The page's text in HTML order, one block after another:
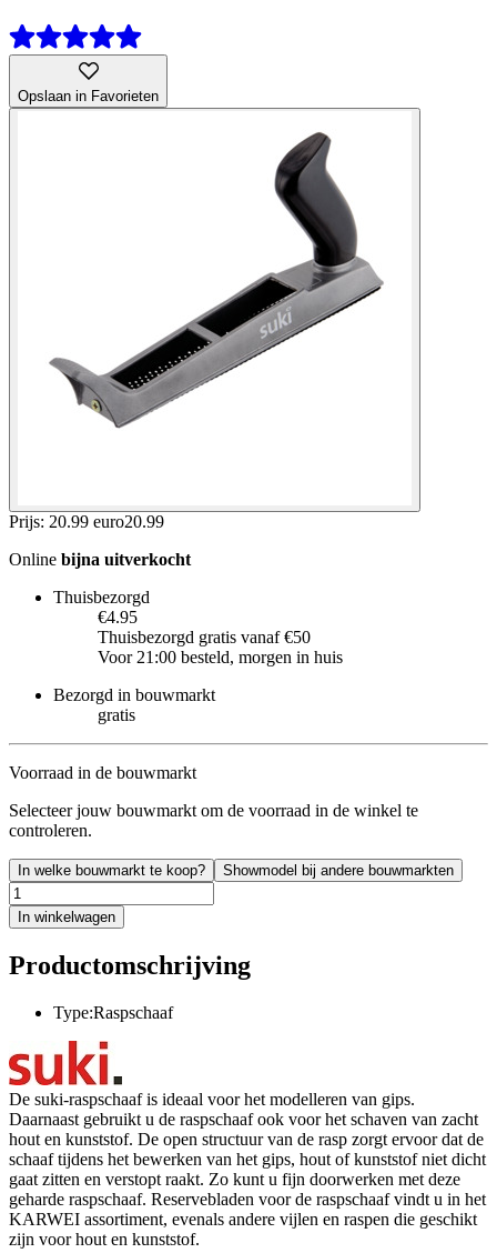
Opslaan in Favorieten
Prijs: 20.99 euro20.99
Online bijna uitverkocht
Thuisbezorgd
€4.95
Thuisbezorgd gratis vanaf €50
Voor 21:00 besteld, morgen in huis
Bezorgd in bouwmarkt
gratis
Voorraad in de bouwmarkt
Selecteer jouw bouwmarkt om de voorraad in de winkel te
controleren.
In welke bouwmarkt te koop? Showmodel bij andere bouwmarkten
In winkelwagen
Productomschrijving
Type:Raspschaaf
De suki-raspschaaf is ideaal voor het modelleren van gips.
Daarnaast gebruikt u de raspschaaf ook voor het schaven van zacht
hout en kunststof. De open structuur van de rasp zorgt ervoor dat de
schaaf tijdens het bewerken van het gips, hout of kunststof niet dicht
gaat zitten en verstopt raakt. Zo kunt u fijn doorwerken met deze
geharde raspschaaf. Reservebladen voor de raspschaaf vindt u in het
KARWEI assortiment, evenals andere vijlen en raspen die geschikt
zijn voor hout en kunststof.